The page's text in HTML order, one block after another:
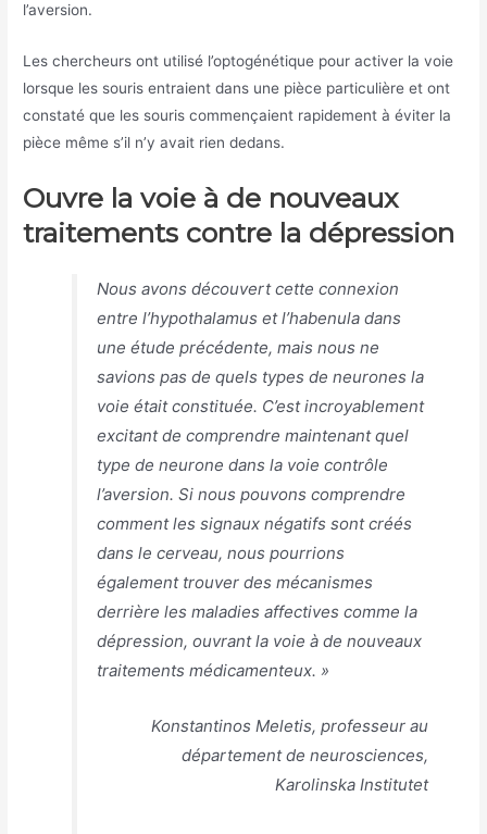
l’aversion.
Les chercheurs ont utilisé l’optogénétique pour activer la voie
lorsque les souris entraient dans une pièce particulière et ont
constaté que les souris commençaient rapidement à éviter la
pièce même s’il n’y avait rien dedans.
Ouvre la voie à de nouveaux
traitements contre la dépression
Nous avons découvert cette connexion
entre l’hypothalamus et l’habenula dans
une étude précédente, mais nous ne
savions pas de quels types de neurones la
voie était constituée. C’est incroyablement
excitant de comprendre maintenant quel
type de neurone dans la voie contrôle
l’aversion. Si nous pouvons comprendre
comment les signaux négatifs sont créés
dans le cerveau, nous pourrions
également trouver des mécanismes
derrière les maladies affectives comme la
dépression, ouvrant la voie à de nouveaux
traitements médicamenteux. »
Konstantinos Meletis, professeur au
département de neurosciences,
Karolinska Institutet